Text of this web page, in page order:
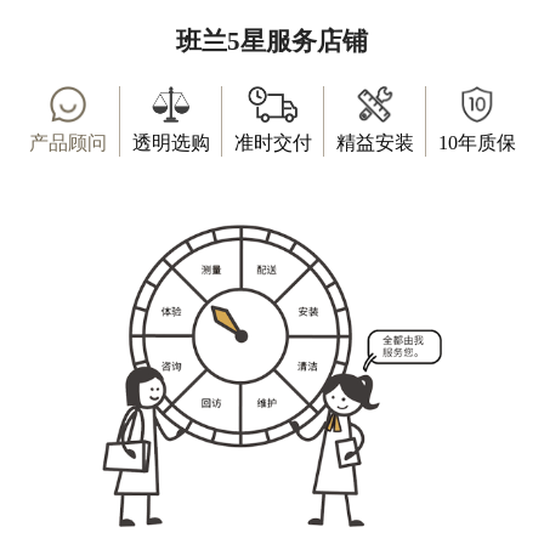
班兰5星服务店铺
产品顾问 透明选购 准时交付 精益安装 10年质保